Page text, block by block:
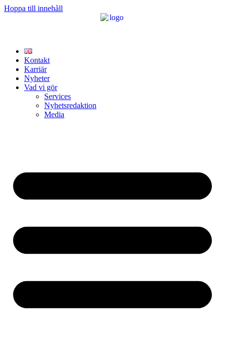
Hoppa till innehåll
Kontakt
Karriär
Nyheter
Vad vi gör
Services
Nyhetsredaktion
Media